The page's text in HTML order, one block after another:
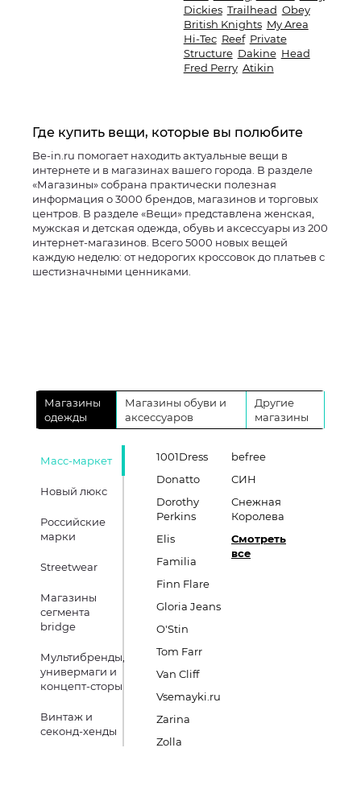
Dickies Trailhead Obey
British Knights My Area
Hi-Tec Reef Private
Structure Dakine Head
Fred Perry Atikin
Где купить вещи, которые вы полюбите
Be-in.ru помогает находить актуальные вещи в
интернете и в магазинах вашего города. В разделе
«Магазины» собрана практически полезная
информация о 3000 брендов, магазинов и торговых
центров. В разделе «Вещи» представлена женская,
мужская и детская одежда, обувь и аксессуары из 200
интернет-магазинов. Всего 5000 новых вещей
каждую неделю: от недорогих кроссовок до платьев с
шестизначными ценниками.
Магазины
одежды
Магазины обуви и
аксессуаров
Другие
магазины
Масс-маркет
Новый люкс
Российские
марки
Streetwear
Магазины
сегмента
bridge
Мультибренды,
универмаги и
концепт-сторы
Винтаж и
секонд-хенды
1001Dress
Donatto
Dorothy
Perkins
Elis
Familia
Finn Flare
Gloria Jeans
O'Stin
Tom Farr
Van Cliff
Vsemayki.ru
Zarina
Zolla
befree
СИН
Снежная
Королева
Смотреть
все